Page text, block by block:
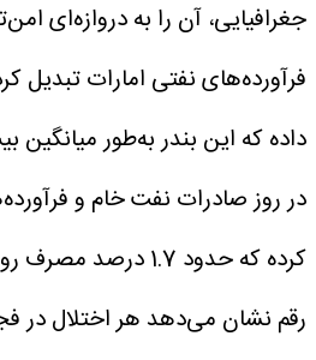
جغرافیایی، آن را به دروازه‌ای
فرآورده‌های نفتی امارات تبدیل
در روز صادرات نفت خام و
کرده که حدود 1.7
رقم نشان می‌دهد هر اختلال در